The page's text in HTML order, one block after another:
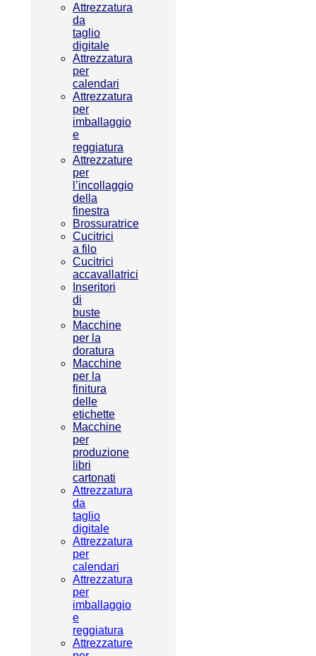
Attrezzatura
da
taglio
digitale
Attrezzatura
per
calendari
Attrezzatura
per
imballaggio
e
reggiatura
Attrezzature
per
l’incollaggio
della
finestra
Brossuratrice
Cucitrici
a filo
Cucitrici
accavallatrici
Inseritori
di
buste
Macchine
per la
doratura
Macchine
per la
finitura
delle
etichette
Macchine
per
produzione
libri
cartonati
Attrezzatura
da
taglio
digitale
Attrezzatura
per
calendari
Attrezzatura
per
imballaggio
e
reggiatura
Attrezzature